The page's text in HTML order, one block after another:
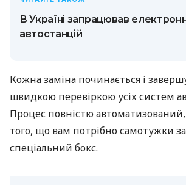
В Україні запрацював
автостанцій
Кожна заміна починається і
швидкою перевіркою усіх систем
Процес повністю
того, що вам потрібно самотужки
спеціальний бокс.